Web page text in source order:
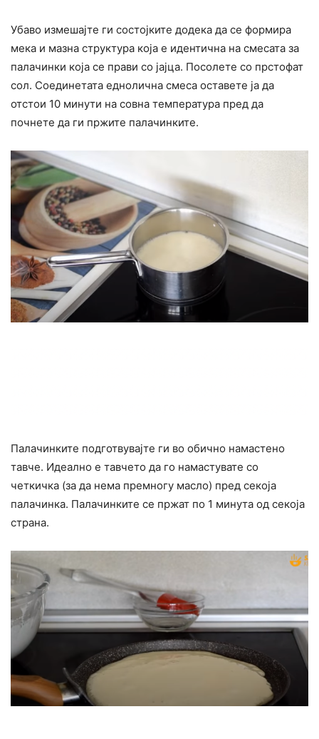
Убаво измешајте ги состојките додека да се формира
мека и мазна структура која е идентична на смесата за
палачинки која се прави со јајца. Посолете со прстофат
сол. Соединетата еднолична смеса оставете ја да
отстои 10 минути на совна температура пред да
почнете да ги пржите палачинките.
Палачинките подготвувајте ги во обично намастено
тавче. Идеално е тавчето да го намастувате со
четкичка (за да нема премногу масло) пред секоја
палачинка. Палачинките се пржат по 1 минута од секоја
страна.